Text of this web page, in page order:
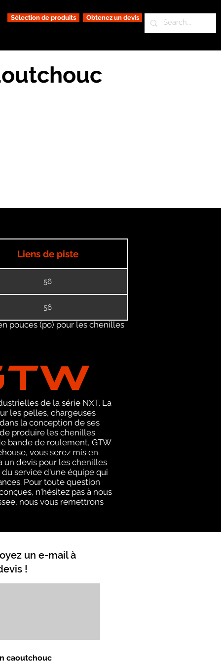
Sélection de produits Obtenez un devis
Liens de piste
56
56
pouces (po) pour les chenilles
de la série NXT. La
les pelles, chargeuses
la conception de ses
produire les chenilles
bande de roulement, GTW
vous serez mis en
devis pour les chenilles
service d'une équipe qui
Pour toute question
n'hésitez pas à nous
nous vous remettrons
un e-mail à
!
caoutchouc